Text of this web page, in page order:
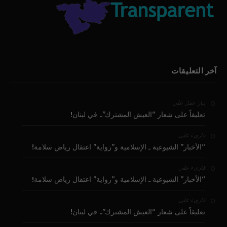
آخر التعليقات
بيار عقل على
تعليقاً على شعار “العيش المشترك”.. في لبنان!
قارىء على
“الأخبار” الشيوعية ـ الإسلامية و”رواية” اعتقال رياض سلامة!
قارىء على
“الأخبار” الشيوعية ـ الإسلامية و”رواية” اعتقال رياض سلامة!
قارىء على
تعليقاً على شعار “العيش المشترك”.. في لبنان!